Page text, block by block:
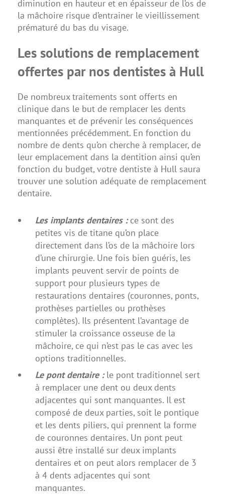
diminution en hauteur et en épaisseur de l’os de
la mâchoire risque d’entrainer le vieillissement
prématuré du bas du visage.
Les solutions de remplacement
offertes par nos dentistes à Hull
De nombreux traitements sont offerts en
clinique dans le but de remplacer les dents
manquantes et de prévenir les conséquences
mentionnées précédemment. En fonction du
nombre de dents qu’on cherche à remplacer, de
leur emplacement dans la dentition ainsi qu’en
fonction du budget, votre dentiste à Hull saura
trouver une solution adéquate de remplacement
dentaire.
Les implants dentaires :ce sont des
petites vis de titane qu’on place
directement dans l’os de la mâchoire lors
d’une chirurgie. Une fois bien guéris, les
implants peuvent servir de points de
support pour plusieurs types de
restaurations dentaires (couronnes, ponts,
prothèses partielles ou prothèses
complètes). Ils présentent l’avantage de
stimuler la croissance osseuse de la
mâchoire, ce qui n’est pas le cas avec les
options traditionnelles.
Le pont dentaire :le pont traditionnel sert
à remplacer une dent ou deux dents
adjacentes qui sont manquantes. Il est
composé de deux parties, soit le pontique
et les dents piliers, qui prennent la forme
de couronnes dentaires. Un pont peut
aussi être installé sur deux implants
dentaires et on peut alors remplacer de 3
à 4 dents adjacentes qui sont
manquantes.